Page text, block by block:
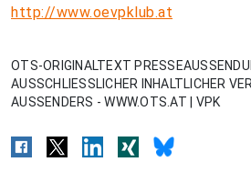
http://www.oevpklub.at
OTS-ORIGINALTEXT
AUSSCHLIESSLICHER INHALTLICHER
AUSSENDERS - WWW.OTS.AT | VPK